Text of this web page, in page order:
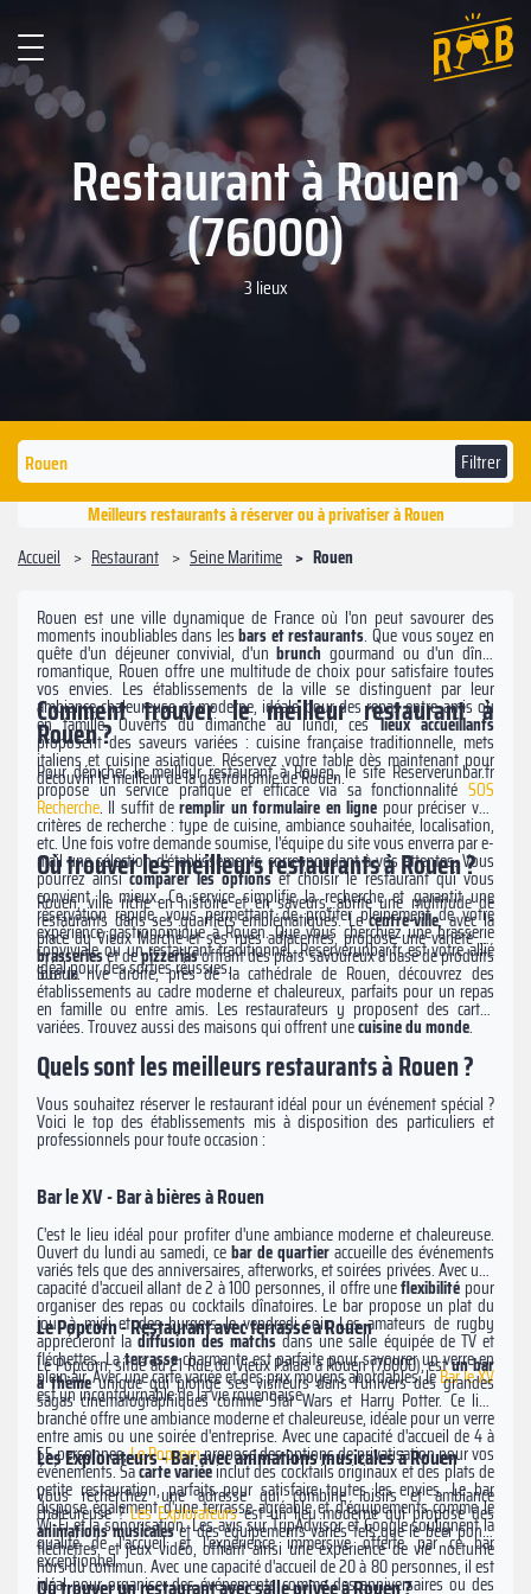
Restaurant à Rouen
(76000)
3 lieux
Filtrer
Meilleurs restaurants à réserver ou à privatiser à Rouen
Accueil
Restaurant Seine Maritime Rouen
Rouen est une ville dynamique de France où l'on peut savourer des
moments inoubliables dans lesbars et restaurants. Que vous soyez en
quête d'un déjeuner convivial, d'un brunch gourmand ou d'un dîner
romantique, Rouen offre une multitude de choix pour satisfaire toutes
vos envies. Les établissements de la ville se distinguent par leur
ambiance chaleureuse et moderne, idéale pour des repas entre amis ou
en famille. Ouverts du dimanche au lundi, ceslieux accueillants
proposent des saveurs variées : cuisine française traditionnelle, mets
italiens et cuisine asiatique. Réservez votre table dès maintenant pour
découvrir le meilleur de la gastronomie de Rouen.
Comment trouver le meilleur restaurant à
Rouen ?
Pour dénicher le meilleur restaurant à Rouen, le site Reserverunbar.fr
propose un service pratique et efficace via sa fonctionnalité SOS
Recherche. Il suffit deremplir un formulaire en ligne pour préciser vos
critères de recherche : type de cuisine, ambiance souhaitée, localisation,
etc. Une fois votre demande soumise, l'équipe du site vous enverra par e-
mail une sélection d'établissements correspondant à vos attentes. Vous
pourrez ainsicomparer les optionset choisir le restaurant qui vous
convient le mieux. Ce service simplifie la recherche et garantit une
réservation rapide, vous permettant de profiter pleinement de votre
expérience gastronomique à Rouen. Que vous cherchiez une brasserie
conviviale ou un restaurant traditionnel, Reserverunbar.fr est votre allié
idéal pour des sorties réussies.
Où trouver les meilleurs restaurants à Rouen ?
Rouen, ville riche en histoire et en saveurs, abrite une multitude de
restaurants dans ses quartiers emblématiques. Lecentre-ville, avec la
place du Vieux Marché et ses rues adjacentes, propose une variété de
brasserieset depizzeriasoffrant des plats savoureux à base de produits
locaux.
Sur la rive droite, près de la cathédrale de Rouen, découvrez des
établissements au cadre moderne et chaleureux, parfaits pour un repas
en famille ou entre amis. Les restaurateurs y proposent des cartes
variées. Trouvez aussi des maisons qui offrent unecuisine du monde.
Quels sont les meilleurs restaurants à Rouen ?
Vous souhaitez réserver le restaurant idéal pour un événement spécial ?
Voici le top des établissements mis à disposition des particuliers et
professionnels pour toute occasion :
Bar le XV - Bar à bières à Rouen
C'est le lieu idéal pour profiter d'une ambiance moderne et chaleureuse.
Ouvert du lundi au samedi, cebar de quartieraccueille des événements
variés tels que des anniversaires, afterworks, et soirées privées. Avec une
capacité d'accueil allant de 2 à 100 personnes, il offre uneflexibilité pour
organiser des repas ou cocktails dînatoires. Le bar propose un plat du
jour à midi et des burgers le vendredi soir. Les amateurs de rugby
apprécieront ladiffusion des matchsdans une salle équipée de TV et
fléchettes. Laterrassecharmante est parfaite pour savourer un verre en
plein air. Avec une carte variée et des prix moyens abordables, leBar le XV
est un incontournable de la vie rouennaise.
Le Popcorn - Restaurant avec terrasse à Rouen
Le Popcorn, situé au 21 Rue du Vieux Palais à Rouen (76000), estun bar
à thèmeunique qui plonge ses visiteurs dans l'univers des grandes
sagas cinématographiques comme Star Wars et Harry Potter. Ce lieu
branché offre une ambiance moderne et chaleureuse, idéale pour un verre
entre amis ou une soirée d'entreprise. Avec une capacité d'accueil de 4 à
55 personnes,Le Popcornpropose des options de privatisation pour vos
événements. Sacarte variéeinclut des cocktails originaux et des plats de
petite restauration, parfaits pour satisfaire toutes les envies. Le bar
dispose également d'une terrasse agréable et d'équipements comme le
Wi-Fi et la sonorisation. Les avis sur TripAdvisor et Google soulignent la
qualité de l'accueil et l'expérience immersive offerte par ce bar
exceptionnel.
Les Explorateurs - Bar avec animations musicales à Rouen
Vous recherchez une adresse qui combine loisirs et ambiance
chaleureuse ?Les Explorateursest un lieu moderne qui propose des
animations musicaleset des équipements variés tels que le beer pong,
fléchettes, et jeux vidéo, offrant ainsi une expérience de vie nocturne
hors du commun. Avec une capacité d'accueil de 20 à 80 personnes, il est
idéal pour organiser des événements comme des anniversaires ou des